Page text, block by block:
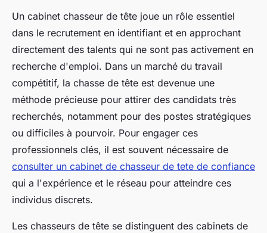
Un cabinet chasseur de tête joue un rôle essentiel
dans le recrutement en identifiant et en approchant
directement des talents qui ne sont pas activement en
recherche d'emploi. Dans un marché du travail
compétitif, la chasse de tête est devenue une
méthode précieuse pour attirer des candidats très
recherchés, notamment pour des postes stratégiques
ou difficiles à pourvoir. Pour engager ces
professionnels clés, il est souvent nécessaire de
consulter un cabinet de chasseur de tete de confiance
qui a l'expérience et le réseau pour atteindre ces
individus discrets.
Les chasseurs de tête se distinguent des cabinets de